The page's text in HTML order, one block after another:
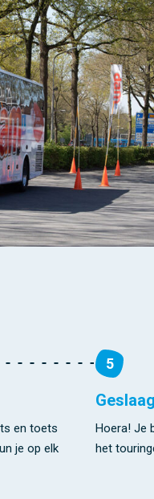
en toets
je op elk
5
Hoera! Je
het